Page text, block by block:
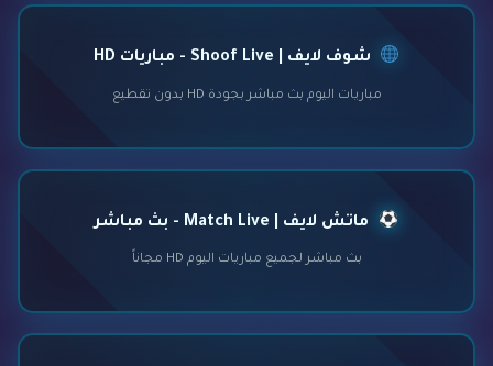
شوف لايف | Shoof Live - مباريات HD
مباريات اليوم بث مباشر بجودة HD بدون تقطيع
ماتش لايف | Match Live - بث مباشر
بث مباشر لجميع مباريات اليوم HD مجاناً